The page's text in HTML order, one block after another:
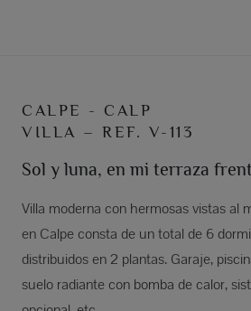
CALPE - CALP
VILLA – REF. V-113
Sol y luna, en mi terraza
Villa moderna con hermosas vistas al
en Calpe consta de un total de 6
distribuidos en 2 plantas. Garaje,
suelo radiante con bomba de calor,